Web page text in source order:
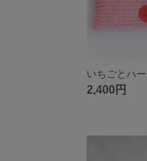
2,400円